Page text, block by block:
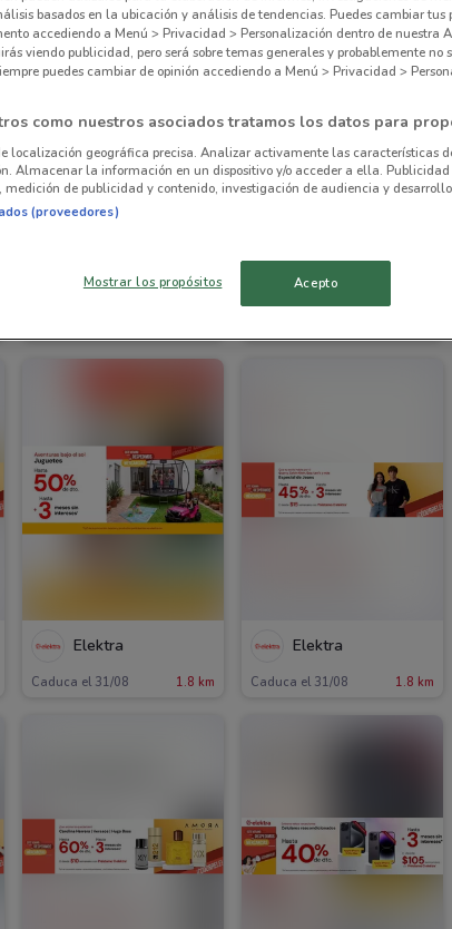
Elektra Elektra
Elektra
Caduca el 31/08 1.8 km
Elektra
Caduca el 31/08 1.8 km
basados en la ubicación y análisis de tendencias. Puedes cambiar tus
accediendo a Menú > Privacidad > Personalización dentro de nuestra
viendo publicidad, pero será sobre temas generales y probablemente no
puedes cambiar de opinión accediendo a Menú > Privacidad >
como nuestros asociados tratamos los datos para
localización geográfica precisa. Analizar activamente las características
Almacenar la información en un dispositivo y/o acceder a ella.
medición de publicidad y contenido, investigación de audiencia y desarrollo
(proveedores)
Mostrar los propósitos Acepto